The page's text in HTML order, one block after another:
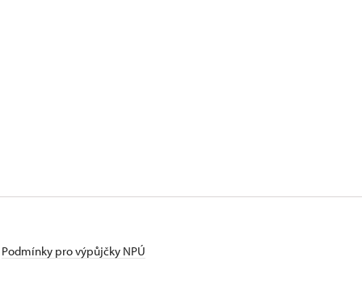
Podmínky pro výpůjčky NPÚ